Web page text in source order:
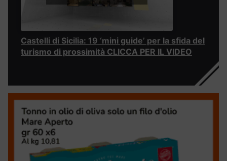
Castelli di Sicilia: 19 ‘mini guide’ per la sfida del
turismo di prossimità CLICCA PER IL VIDEO